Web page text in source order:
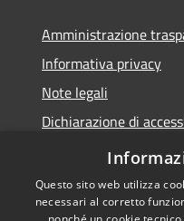
Amministrazione
Informativa privacy
Note legali
Dichiarazione di
Dichiarazione di
Questo sito web utilizza
necessari al corretto